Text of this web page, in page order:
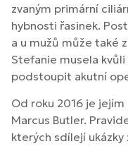
zvaným primární
hybnosti řasinek.
a u mužů může také
Stefanie musela
podstoupit akutní
Od roku 2016 je
Marcus Butler.
kterých sdílejí